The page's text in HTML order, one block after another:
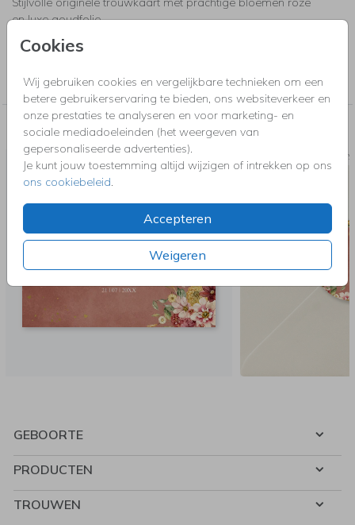
Cookies
Wij gebruiken cookies en vergelijkbare technieken om een
betere gebruikerservaring te bieden, ons websiteverkeer en
onze prestaties te analyseren en voor marketing- en
sociale mediadoeleinden (het weergeven van
gepersonaliseerde advertenties).
Je kunt jouw toestemming altijd wijzigen of intrekken op ons
ons cookiebeleid.
Accepteren
Weigeren
en luxe goudfolie.
Trouwkaarten, Save the Date, menukaarten en bedankkaartjes
Nog meer in deze stijl voor jou
GEBOORTE
PRODUCTEN
TROUWEN